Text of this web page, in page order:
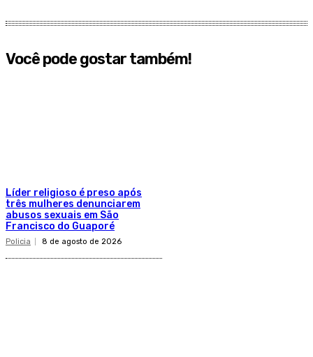
Você pode gostar também!
Líder religioso é preso após
três mulheres denunciarem
abusos sexuais em São
Francisco do Guaporé
Policia 8 de agosto de 2026